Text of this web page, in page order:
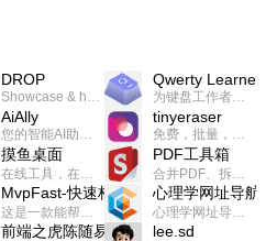
DROP
Showcase & host your work in extraordinary ways.不限速文件分享，托管，建站平台
Qwerty Learner
为键盘工作者设计的单词与肌肉记忆锻炼软件
AiAlly
您的智能AI助手解决方案。提供24/7全天候的高效虚拟员工服务，助力个人和组织提升生产力、激发创新潜能。
tinyeraser
免费，批量，快速，一键换背景的桌面软件
摸鱼桌面
在线工具，在线游戏，电影，小说各种有趣的资源这里都有
PDF工具箱
合并PDF、拆分PDF、旋转PDF、裁剪PDF、转换PDF、加密PDF、解密PDF、PDF加水印等多种PDF处理功能
MvpFast-快速构建网站应用
这是一款能帮助你快速构建个人网站的应用，使用最新的前端技术栈，集成登录、鉴权、手机、邮箱、数据库、博客、文章、支付等等网站所需要的功能，你只需要花几个小时开发你的核心功能就可以上线，一次购买，永久拥有
心理学网址导航
心理学网址导航(psyhhub.org),着力打造国内心理学资源平台，是一个心理学网址资源大全，提供心理学学习,心理学考研,英语自学,计算机自学等众多学习内容。
前端之虎陈随易 lee.sd